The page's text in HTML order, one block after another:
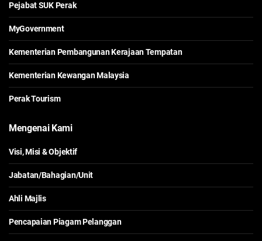
Pejabat SUK Perak
MyGovernment
Kementerian Pembangunan Kerajaan Tempatan
Kementerian Kewangan Malaysia
Perak Tourism
Mengenai Kami
Visi, Misi & Objektif
Jabatan/Bahagian/Unit
Ahli Majlis
Pencapaian Piagam Pelanggan